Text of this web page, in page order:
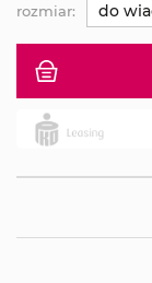
rozmiar: do